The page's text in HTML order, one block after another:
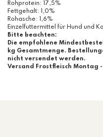
Rohprotein: 17,5%
Fettgehalt: 1,0%
Rohasche: 1,6%
Einzelfuttermittel für Hund und
Bitte beachten:
Die empfohlene
kg Gesamtmenge.
nicht versendet werden.
Versand Frostfleisch Montag